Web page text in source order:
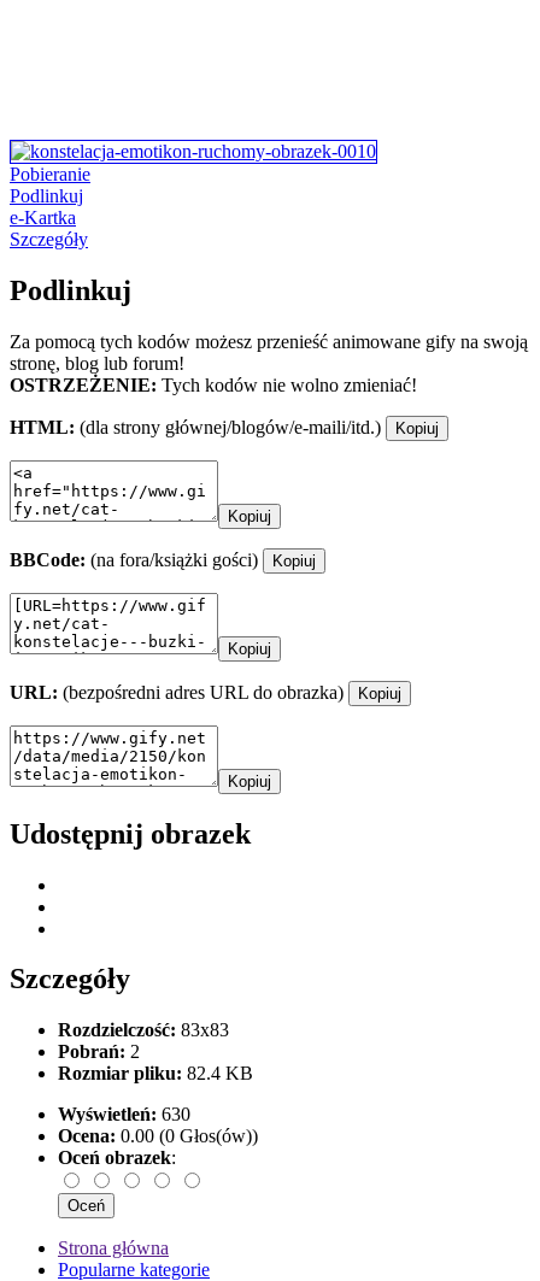
Pobieranie
Podlinkuj
e-Kartka
Szczegóły
Podlinkuj
Za pomocą tych kodów możesz przenieść animowane gify na swoją
stronę, blog lub forum!
OSTRZEŻENIE: Tych kodów nie wolno zmieniać!
HTML: (dla strony głównej/blogów/e-maili/itd.) Kopiuj
Kopiuj
BBCode: (na fora/książki gości) Kopiuj
Kopiuj
URL: (bezpośredni adres URL do obrazka) Kopiuj
Kopiuj
Udostępnij obrazek
Szczegóły
Rozdzielczość: 83x83
Pobrań: 2
Rozmiar pliku: 82.4 KB
Wyświetleń: 630
Ocena: 0.00 (0 Głos(ów))
Oceń obrazek:
Strona główna
Popularne kategorie